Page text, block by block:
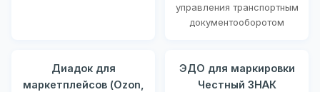
управления транспортным
документооборотом
Диадок для
маркетплейсов (Ozon,
ЭДО для маркировки
Честный ЗНАК